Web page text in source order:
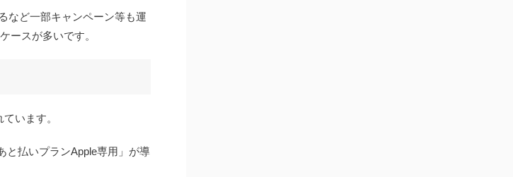
など一部キャンペーン等も運
ースが多いです。
います。
と払いプランApple専用」が導